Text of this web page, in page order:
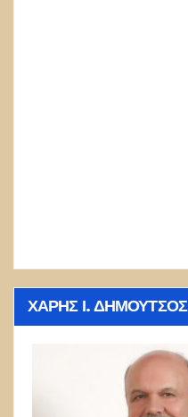
ΧΆΡΗΣ Ι. ΔΗΜΟΎΤΣΟΣ